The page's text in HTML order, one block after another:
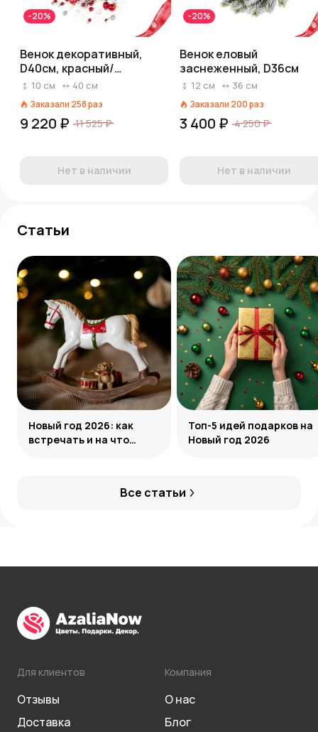
-20%
Венок декоративный,
D40см, красный/
серебряный
10 см 40 см
Заказали 258раз
9 220 ₽ 11 525 ₽
Нет в наличии
-20%
Венок еловый
заснеженный, D36см
12 см 36 см
Заказали 200раз
3 400 ₽ 4 250 ₽
Нет в наличии
Статьи
Все статьи
Новый год 2026: как
встречать и на что
Топ-5 идей подарков на
Новый год 2026
Для клиентов
Отзывы
Доставка
Компания
О нас
Блог